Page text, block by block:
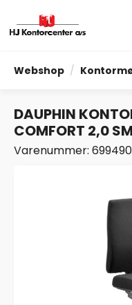
Webshop
DAUPHIN
COMFORT 2,0
Varenummer: